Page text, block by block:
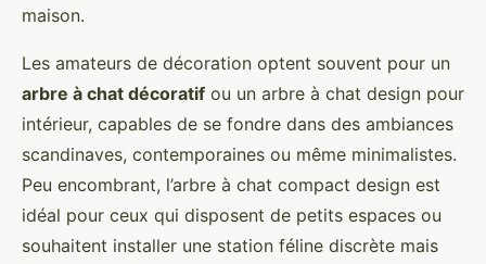
maison.
Les amateurs de décoration optent souvent pour un
arbre à chat décoratif ou un arbre à chat design pour
intérieur, capables de se fondre dans des ambiances
scandinaves, contemporaines ou même minimalistes.
Peu encombrant, l’arbre à chat compact design est
idéal pour ceux qui disposent de petits espaces ou
souhaitent installer une station féline discrète mais